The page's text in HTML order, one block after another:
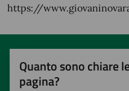
https://
Quanto sono chiare
pagina?